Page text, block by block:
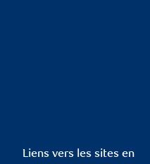
Liens vers les sites en